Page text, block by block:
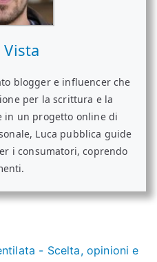
Vista
blogger e influencer che
per la scrittura e la
in un progetto online di
Luca pubblica guide
i consumatori, coprendo
- Scelta, opinioni e